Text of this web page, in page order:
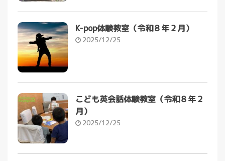
K-pop体験教室（令和８年２月）
2025/12/25
こども英会話体験教室（令和８年２
月）
2025/12/25